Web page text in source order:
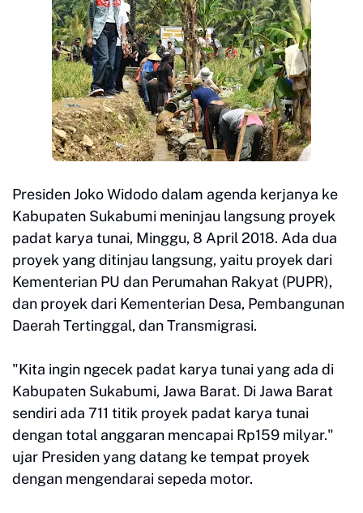
Presiden Joko Widodo dalam agenda kerjanya ke
Kabupaten Sukabumi meninjau langsung proyek
padat karya tunai, Minggu, 8 April 2018. Ada dua
proyek yang ditinjau langsung, yaitu proyek dari
Kementerian PU dan Perumahan Rakyat (PUPR),
dan proyek dari Kementerian Desa, Pembangunan
Daerah Tertinggal, dan Transmigrasi.
"Kita ingin ngecek padat karya tunai yang ada di
Kabupaten Sukabumi, Jawa Barat. Di Jawa Barat
sendiri ada 711 titik proyek padat karya tunai
dengan total anggaran mencapai Rp159 milyar."
ujar Presiden yang datang ke tempat proyek
dengan mengendarai sepeda motor.